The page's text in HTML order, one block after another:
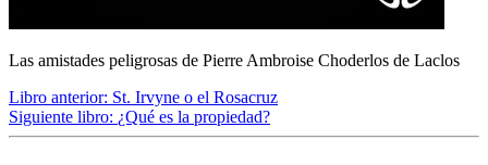
Las amistades peligrosas de Pierre Ambroise Choderlos de Laclos
Libro anterior: St. Irvyne o el Rosacruz
Siguiente libro: ¿Qué es la propiedad?